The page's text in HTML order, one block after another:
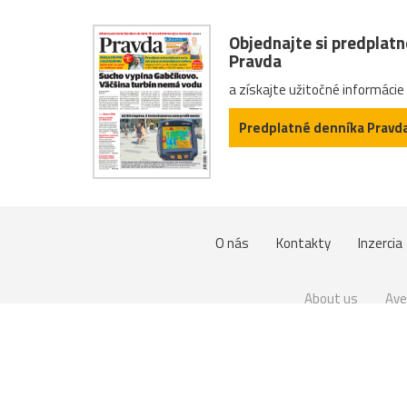
Objednajte si
Pravda
a získajte užitočné informácie
Predplatné denníka
O nás Kontakty Inzercia
About us